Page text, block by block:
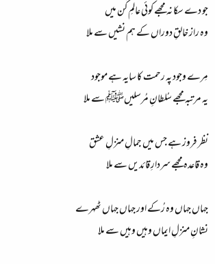
جو دے سکا نہ مجھے کوئی عالمِ کُن میں
وہ راز خالقِ دوراں کے ہم نشیں سے ملا
مِرے وجود پہ رحمت کا سایہ ہے موجود
یہ مرتبہ مجھے سُلطانِ مُرسلیںﷺ سے ملا
نظر فروز ہے جس میں جمالِ منزلِ عشق
وہ قاعدہ مجھے سردارِ قائدیں سے ملا
جہاں جہاں وہ رُکے اور جہاں جہاں ٹھہرے
نشانِ منزلِ ایماں وہیں وہیں سے ملا